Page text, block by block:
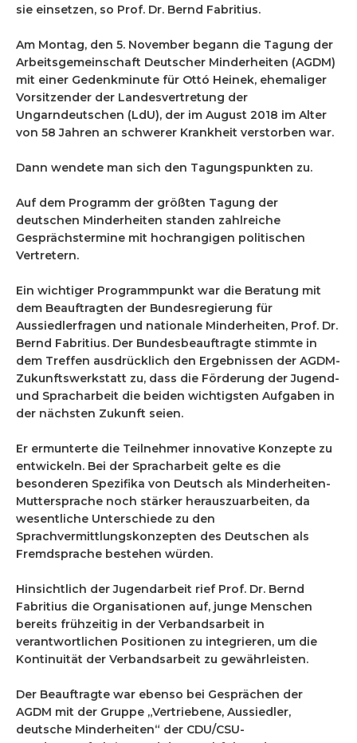
sie einsetzen, so Prof. Dr. Bernd Fabritius.
Am Montag, den 5. November begann die Tagung der
Arbeitsgemeinschaft Deutscher Minderheiten (AGDM)
mit einer Gedenkminute für Ottó Heinek, ehemaliger
Vorsitzender der Landesvertretung der
Ungarndeutschen (LdU), der im August 2018 im Alter
von 58 Jahren an schwerer Krankheit verstorben war.
Dann wendete man sich den Tagungspunkten zu.
Auf dem Programm der größten Tagung der
deutschen Minderheiten standen zahlreiche
Gesprächstermine mit hochrangigen politischen
Vertretern.
Ein wichtiger Programmpunkt war die Beratung mit
dem Beauftragten der Bundesregierung für
Aussiedlerfragen und nationale Minderheiten, Prof. Dr.
Bernd Fabritius. Der Bundesbeauftragte stimmte in
dem Treffen ausdrücklich den Ergebnissen der AGDM-
Zukunftswerkstatt zu, dass die Förderung der Jugend-
und Spracharbeit die beiden wichtigsten Aufgaben in
der nächsten Zukunft seien.
Er ermunterte die Teilnehmer innovative Konzepte zu
entwickeln. Bei der Spracharbeit gelte es die
besonderen Spezifika von Deutsch als Minderheiten-
Muttersprache noch stärker herauszuarbeiten, da
wesentliche Unterschiede zu den
Sprachvermittlungskonzepten des Deutschen als
Fremdsprache bestehen würden.
Hinsichtlich der Jugendarbeit rief Prof. Dr. Bernd
Fabritius die Organisationen auf, junge Menschen
bereits frühzeitig in der Verbandsarbeit in
verantwortlichen Positionen zu integrieren, um die
Kontinuität der Verbandsarbeit zu gewährleisten.
Der Beauftragte war ebenso bei Gesprächen der
AGDM mit der Gruppe „Vertriebene, Aussiedler,
deutsche Minderheiten“ der CDU/CSU-